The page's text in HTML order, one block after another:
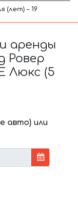
(лет) – 19
аренды
Ровер
Люкс (5
авто) или